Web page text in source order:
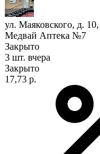
ул. Маяковского, д.
Медвай Аптека №7
Закрыто
3 шт. вчера
Закрыто
17,73 р.